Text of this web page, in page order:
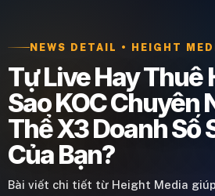
NEWS DETAIL • HEIGHT
Tự Live Hay Thuê
Sao KOC Chuyên
Thể X3 Doanh Số
Của Bạn?
Bài viết chi tiết từ Height Media